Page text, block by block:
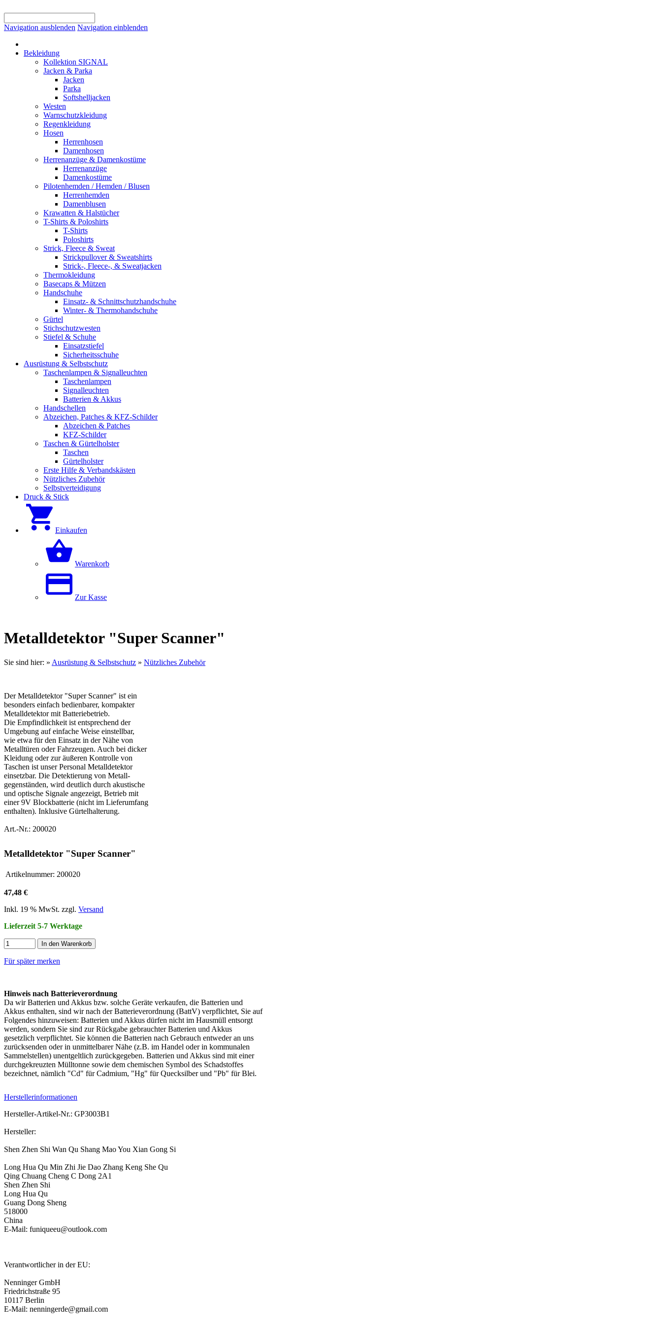
Navigation ausblenden Navigation einblenden
Bekleidung
Kollektion SIGNAL
Jacken & Parka
Jacken
Parka
Softshelljacken
Westen
Warnschutzkleidung
Regenkleidung
Hosen
Herrenhosen
Damenhosen
Herrenanzüge & Damenkostüme
Herrenanzüge
Damenkostüme
Pilotenhemden / Hemden / Blusen
Herrenhemden
Damenblusen
Krawatten & Halstücher
T-Shirts & Poloshirts
T-Shirts
Poloshirts
Strick, Fleece & Sweat
Strickpullover & Sweatshirts
Strick-, Fleece-, & Sweatjacken
Thermokleidung
Basecaps & Mützen
Handschuhe
Einsatz- & Schnittschutzhandschuhe
Winter- & Thermohandschuhe
Gürtel
Stichschutzwesten
Stiefel & Schuhe
Einsatzstiefel
Sicherheitsschuhe
Ausrüstung & Selbstschutz
Taschenlampen & Signalleuchten
Taschenlampen
Signalleuchten
Batterien & Akkus
Handschellen
Abzeichen, Patches & KFZ-Schilder
Abzeichen & Patches
KFZ-Schilder
Taschen & Gürtelholster
Taschen
Gürtelholster
Erste Hilfe & Verbandskästen
Nützliches Zubehör
Selbstverteidigung
Druck & Stick
Einkaufen
Warenkorb
Zur Kasse
Metalldetektor "Super Scanner"
Sie sind hier: » Ausrüstung & Selbstschutz » Nützliches Zubehör
Der Metalldetektor "Super Scanner" ist ein
besonders einfach bedienbarer, kompakter
Metalldetektor mit Batteriebetrieb.
Die Empfindlichkeit ist entsprechend der
Umgebung auf einfache Weise einstellbar,
wie etwa für den Einsatz in der Nähe von
Metalltüren oder Fahrzeugen. Auch bei dicker
Kleidung oder zur äußeren Kontrolle von
Taschen ist unser Personal Metalldetektor
einsetzbar. Die Detektierung von Metall-
gegenständen, wird deutlich durch akustische
und optische Signale angezeigt, Betrieb mit
einer 9V Blockbatterie (nicht im Lieferumfang
enthalten). Inklusive Gürtelhalterung.
Art.-Nr.: 200020
Metalldetektor "Super Scanner"
Artikelnummer: 200020
47,48 €
Inkl. 19 % MwSt. zzgl. Versand
Lieferzeit 5-7 Werktage
In den Warenkorb
Für später merken
Hinweis nach Batterieverordnung
Da wir Batterien und Akkus bzw. solche Geräte verkaufen, die Batterien und
Akkus enthalten, sind wir nach der Batterieverordnung (BattV) verpflichtet, Sie auf
Folgendes hinzuweisen: Batterien und Akkus dürfen nicht im Hausmüll entsorgt
werden, sondern Sie sind zur Rückgabe gebrauchter Batterien und Akkus
gesetzlich verpflichtet. Sie können die Batterien nach Gebrauch entweder an uns
zurücksenden oder in unmittelbarer Nähe (z.B. im Handel oder in kommunalen
Sammelstellen) unentgeltlich zurückgegeben. Batterien und Akkus sind mit einer
durchgekreuzten Mülltonne sowie dem chemischen Symbol des Schadstoffes
bezeichnet, nämlich "Cd" für Cadmium, "Hg" für Quecksilber und "Pb" für Blei.
Herstellerinformationen
Hersteller-Artikel-Nr.: GP3003B1
Hersteller:
Shen Zhen Shi Wan Qu Shang Mao You Xian Gong Si
Long Hua Qu Min Zhi Jie Dao Zhang Keng She Qu
Qing Chuang Cheng C Dong 2A1
Shen Zhen Shi
Long Hua Qu
Guang Dong Sheng
518000
China
E-Mail: funiqueeu@outlook.com
Verantwortlicher in der EU:
Nenninger GmbH
Friedrichstraße 95
10117 Berlin
E-Mail: nenningerde@gmail.com